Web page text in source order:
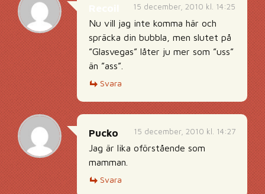
15 december, 2010 kl. 14:25
Nu vill jag inte komma här och
spräcka din bubbla, men slutet på
”Glasvegas” låter ju mer som ”uss”
än ”ass”.
Svara
15 december, 2010 kl. 14:27
Pucko
Jag är lika oförstående som
mamman.
Svara